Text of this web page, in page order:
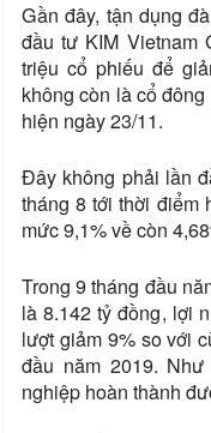
Gần đây, tận dụng
đầu tư KIM Vietnam
triệu cổ phiếu để
không còn là cổ
hiện ngày 23/11.
Đây không phải lần
tháng 8 tới thời điểm
mức 9,1% về còn
Trong 9 tháng đầu
là 8.142 tỷ đồng, lợi
lượt giảm 9% so với
đầu năm 2019.
nghiệp hoàn thành